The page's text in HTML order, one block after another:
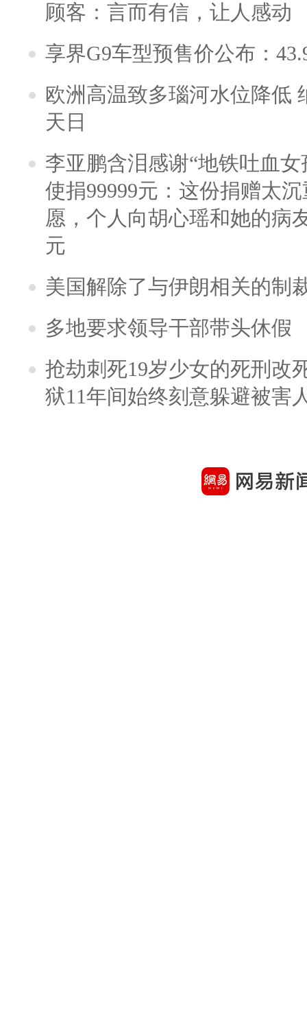
顾客：言而有信，让人感动
享界G9车型预售价公布：
欧洲高温致多瑙河水位降低
天日
李亚鹏含泪感谢“地铁吐血
使捐99999元：这份捐赠太
愿，个人向胡心瑶和她的病
元
美国解除了与伊朗相关的制
多地要求领导干部带头休假
抢劫刺死19岁少女的死刑改
狱11年间始终刻意躲避被害